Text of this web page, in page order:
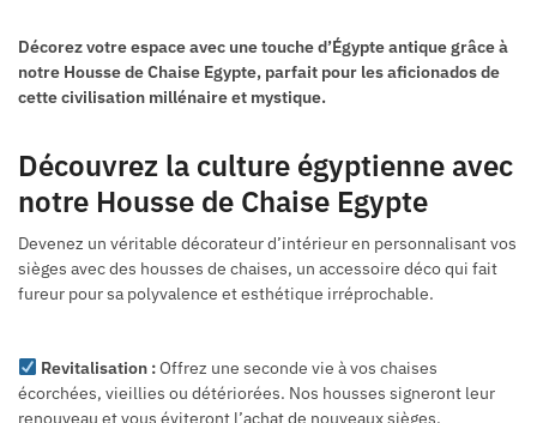
Décorez votre espace avec une touche d’Égypte antique grâce à
notre Housse de Chaise Egypte, parfait pour les aficionados de
cette civilisation millénaire et mystique.
Découvrez la culture égyptienne avec
notre Housse de Chaise Egypte
Devenez un véritable décorateur d’intérieur en personnalisant vos
sièges avec des housses de chaises, un accessoire déco qui fait
fureur pour sa polyvalence et esthétique irréprochable.
Revitalisation :Offrez une seconde vie à vos chaises
écorchées, vieillies ou détériorées. Nos housses signeront leur
renouveau et vous éviteront l’achat de nouveaux sièges.